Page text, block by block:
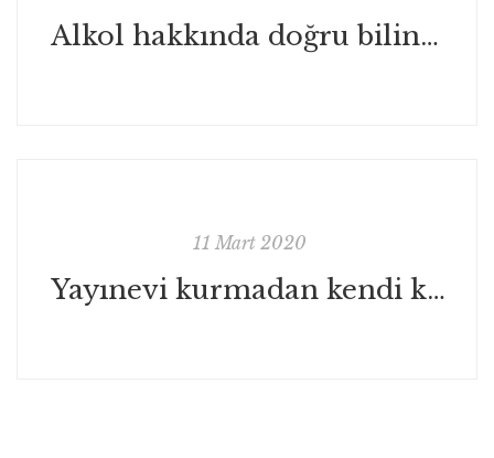
Alkol hakkında doğru bilinen yanlışlar
11 Mart 2020
Yayınevi kurmadan kendi kitabının yayıncısı olmak